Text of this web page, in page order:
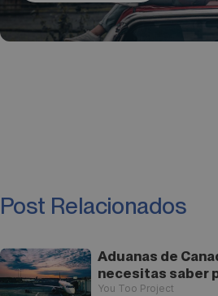
Post Relacionados
Aduanas de
necesitas saber
You Too Project